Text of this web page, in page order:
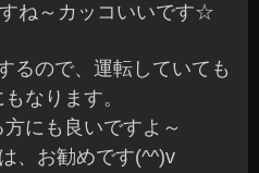
ね～カッコいいです☆
るので、運転していても
なります。
にも良いですよ～
、お勧めです(^^)v